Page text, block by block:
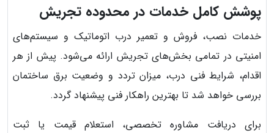
پوشش کامل خدمات در محدوده تجریش
خدمات نصب، فروش و تعمیر درب اتوماتیک و سیستم‌های
امنیتی در تمامی بخش‌های تجریش ارائه می‌شود. پیش از هر
اقدام، شرایط فنی درب، میزان تردد و وضعیت برق ساختمان
بررسی خواهد شد تا بهترین راهکار فنی پیشنهاد گردد.
برای دریافت مشاوره تخصصی، استعلام قیمت یا ثبت